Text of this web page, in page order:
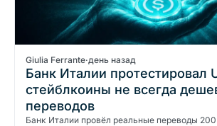
Giulia Ferrante·день назад
Банк Италии протестировал
стейблкоины не всегда
переводов
Банк Италии провёл реальные переводы